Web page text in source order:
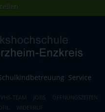
Service
VHS-TEAM JOBS
ÖFFNUNGSZEITEN
WIDERRUF